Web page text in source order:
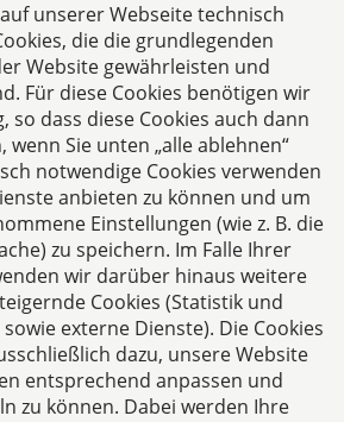
law.com
unserer Webseite technisch
die die grundlegenden
Website gewährleisten und
Für diese Cookies benötigen wir
so dass diese Cookies auch dann
wenn Sie unten „alle ablehnen“
notwendige Cookies verwenden
anbieten zu können und um
Einstellungen (wie z. B. die
zu speichern. Im Falle Ihrer
wir darüber hinaus weitere
Cookies (Statistik und
externe Dienste). Die Cookies
dazu, unsere Website
entsprechend anpassen und
zu können. Dabei werden Ihre